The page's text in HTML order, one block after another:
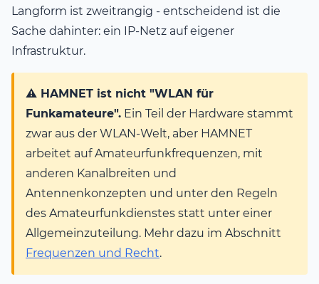
Langform ist zweitrangig - entscheidend ist die
Sache dahinter: ein IP-Netz auf eigener
Infrastruktur.
⚠️ HAMNET ist nicht "WLAN für
Funkamateure". Ein Teil der Hardware stammt
zwar aus der WLAN-Welt, aber HAMNET
arbeitet auf Amateurfunkfrequenzen, mit
anderen Kanalbreiten und
Antennenkonzepten und unter den Regeln
des Amateurfunkdienstes statt unter einer
Allgemeinzuteilung. Mehr dazu im Abschnitt
Frequenzen und Recht.